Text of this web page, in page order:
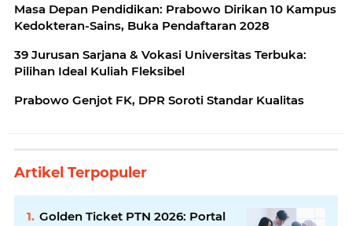
Masa Depan Pendidikan: Prabowo Dirikan 10 Kampus
Kedokteran-Sains, Buka Pendaftaran 2028
39 Jurusan Sarjana & Vokasi Universitas Terbuka:
Pilihan Ideal Kuliah Fleksibel
Prabowo Genjot FK, DPR Soroti Standar Kualitas
Artikel Terpopuler
Golden Ticket PTN 2026: Portal